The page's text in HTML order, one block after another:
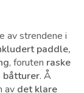
av strendene i
paddle,
, foruten raske
båtturer. Å
av det klare